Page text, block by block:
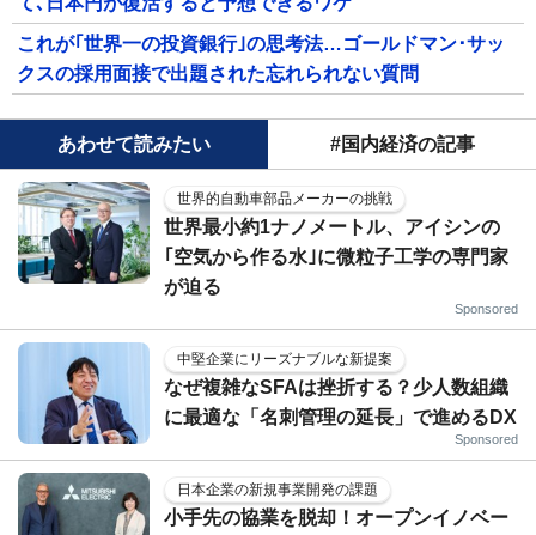
これが｢世界一の投資銀行｣の思考法…ゴールドマン･サッ
クスの採用面接で出題された忘れられない質問
あわせて読みたい #国内経済の記事
世界的自動車部品メーカーの挑戦
世界最小約1ナノメートル、アイシンの
｢空気から作る水｣に微粒子工学の専門家
が迫る
Sponsored
中堅企業にリーズナブルな新提案
なぜ複雑なSFAは挫折する？少人数組織
に最適な「名刺管理の延長」で進めるDX
Sponsored
日本企業の新規事業開発の課題
小手先の協業を脱却！オープンイノベー